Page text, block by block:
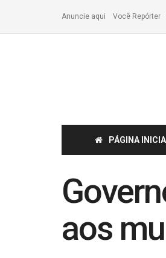
Anuncie aqui Você Repórter
PÁGINA
aos